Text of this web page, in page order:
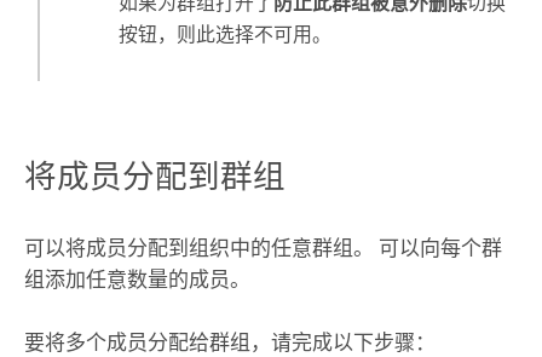
按钮，则此选择不可用。
将成员分配到群组
可以将成员分配到组织中的任意群组。 可以向每个群
组添加任意数量的成员。
要将多个成员分配给群组，请完成以下步骤：